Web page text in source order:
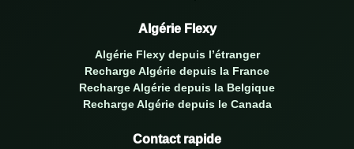
Algérie Flexy
Algérie Flexy depuis l’étranger
Recharge Algérie depuis la France
Recharge Algérie depuis la Belgique
Recharge Algérie depuis le Canada
Contact rapide